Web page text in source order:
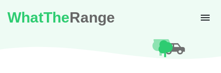
WhatTheRange